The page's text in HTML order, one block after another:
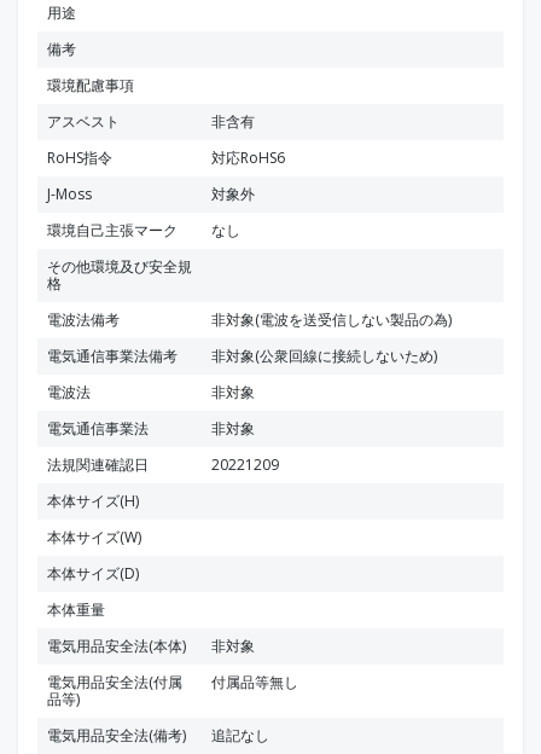
用途
備考
環境配慮事項
アスベスト
非含有
RoHS指令
対応RoHS6
J-Moss
対象外
環境自己主張マーク
なし
その他環境及び安全規
格
電波法備考
非対象(電波を送受信しない製品の為)
電気通信事業法備考
非対象(公衆回線に接続しないため)
電波法
非対象
電気通信事業法
非対象
法規関連確認日
20221209
本体サイズ(H)
本体サイズ(W)
本体サイズ(D)
本体重量
電気用品安全法(本体)
非対象
電気用品安全法(付属
品等)
付属品等無し
電気用品安全法(備考) 追記なし